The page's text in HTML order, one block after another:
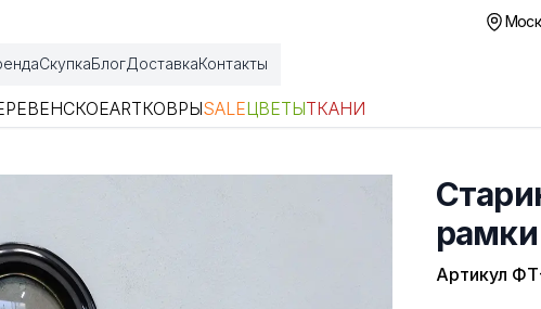
СкупкаБлогДоставкаКонтакты
ARTКОВРЫSALEЦВЕТЫТКАНИ
Артикул